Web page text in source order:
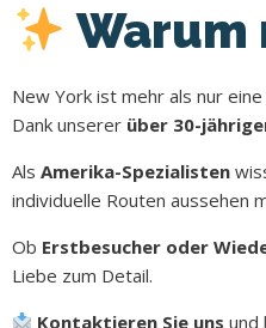
Warum
New York ist mehr als nur
Dank unserer über 30-
Als Amerika-Spezialisten
individuelle Routen aussehen
Ob Erstbesucher oder
Liebe zum Detail.
Kontaktieren Sie uns und